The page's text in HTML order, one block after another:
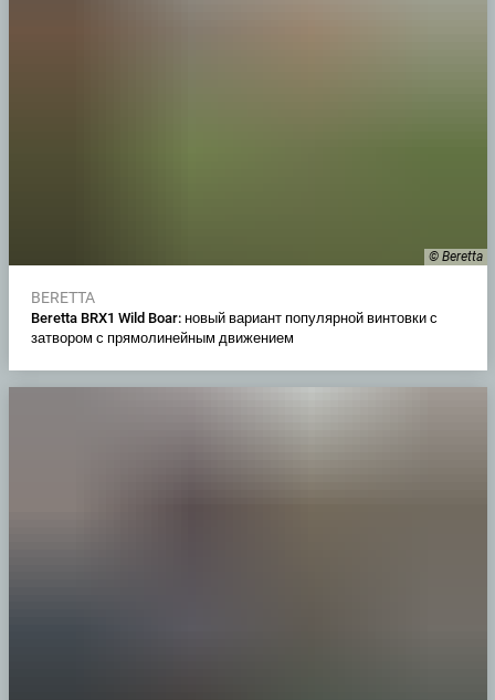
© Beretta
BERETTA
Beretta BRX1 Wild Boar: новый вариант популярной винтовки с
затвором с прямолинейным движением